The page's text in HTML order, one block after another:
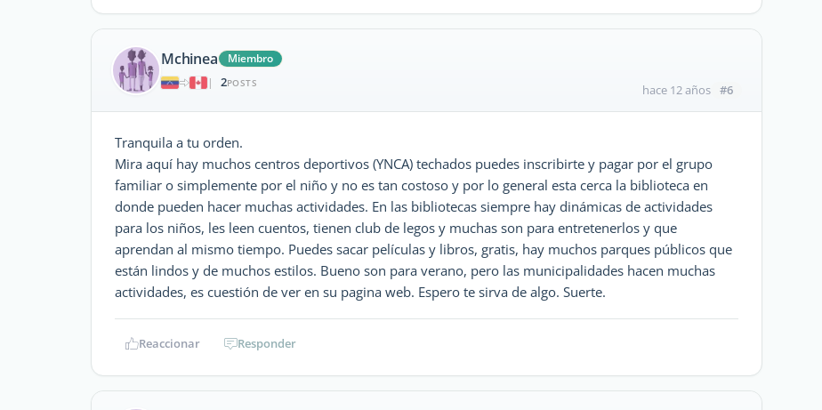
Mchinea
Miembro
|
2POSTS hace 12 años #6
Tranquila a tu orden.
Mira aquí hay muchos centros deportivos (YNCA) techados puedes inscribirte y pagar por el grupo
familiar o simplemente por el niño y no es tan costoso y por lo general esta cerca la biblioteca en
donde pueden hacer muchas actividades. En las bibliotecas siempre hay dinámicas de actividades
para los niños, les leen cuentos, tienen club de legos y muchas son para entretenerlos y que
aprendan al mismo tiempo. Puedes sacar películas y libros, gratis, hay muchos parques públicos que
están lindos y de muchos estilos. Bueno son para verano, pero las municipalidades hacen muchas
actividades, es cuestión de ver en su pagina web. Espero te sirva de algo. Suerte.
Reaccionar Responder